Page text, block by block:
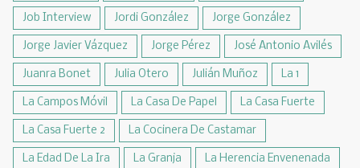
Job Interview Jordi González Jorge González
Jorge Javier Vázquez Jorge Pérez José Antonio Avilés
Juanra Bonet Julia Otero Julián Muñoz La 1
La Campos Móvil La Casa De Papel La Casa Fuerte
La Casa Fuerte 2 La Cocinera De Castamar
La Edad De La Ira La Granja La Herencia Envenenada